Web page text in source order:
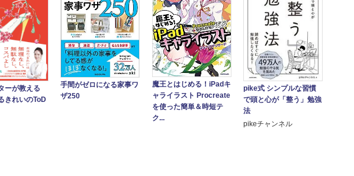
ーが教える
きれいのToD
手間がゼロになる家事ワ
ザ250
魔王とはじめる！iPadキ
ャライラスト Procreate
を使った簡単＆時短テ
ク...
pike式 シンプルな習慣
で頭と心が「整う」勉強
法
pikeチャンネル